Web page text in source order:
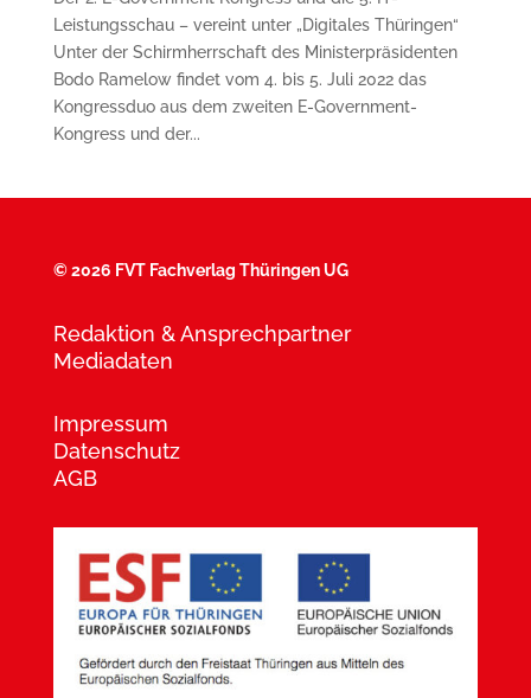
Leistungsschau – vereint unter „Digitales Thüringen“
Unter der Schirmherrschaft des Ministerpräsidenten
Bodo Ramelow findet vom 4. bis 5. Juli 2022 das
Kongressduo aus dem zweiten E-Government-
Kongress und der...
©2026 FVT Fachverlag Thüringen UG
Redaktion & Ansprechpartner
Mediadaten
Impressum
Datenschutz
AGB